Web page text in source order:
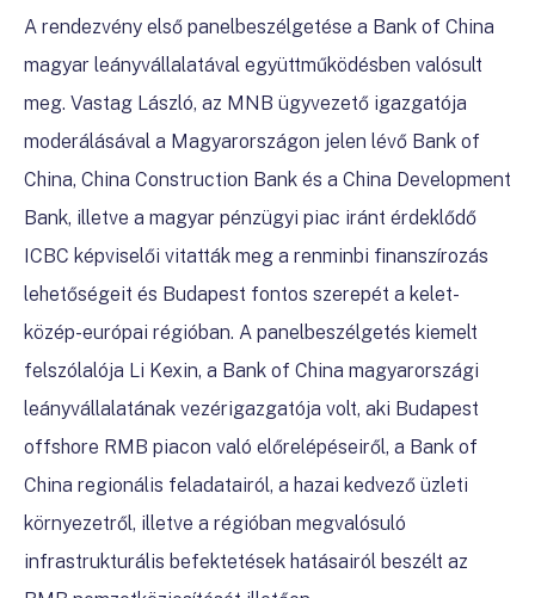
A rendezvény első panelbeszélgetése a Bank of China
magyar leányvállalatával együttműködésben valósult
meg. Vastag László, az MNB ügyvezető igazgatója
moderálásával a Magyarországon jelen lévő Bank of
China, China Construction Bank és a China Development
Bank, illetve a magyar pénzügyi piac iránt érdeklődő
ICBC képviselői vitatták meg a renminbi finanszírozás
lehetőségeit és Budapest fontos szerepét a kelet-
közép-európai régióban. A panelbeszélgetés kiemelt
felszólalója Li Kexin, a Bank of China magyarországi
leányvállalatának vezérigazgatója volt, aki Budapest
offshore RMB piacon való előrelépéseiről, a Bank of
China regionális feladatairól, a hazai kedvező üzleti
környezetről, illetve a régióban megvalósuló
infrastrukturális befektetések hatásairól beszélt az